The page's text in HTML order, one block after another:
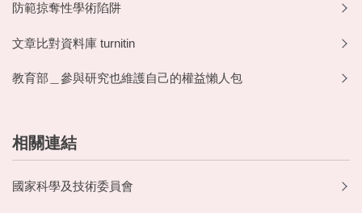
防範掠奪性學術陷阱
文章比對資料庫 turnitin
教育部＿參與研究也維護自己的權益懶人包
相關連結
國家科學及技術委員會